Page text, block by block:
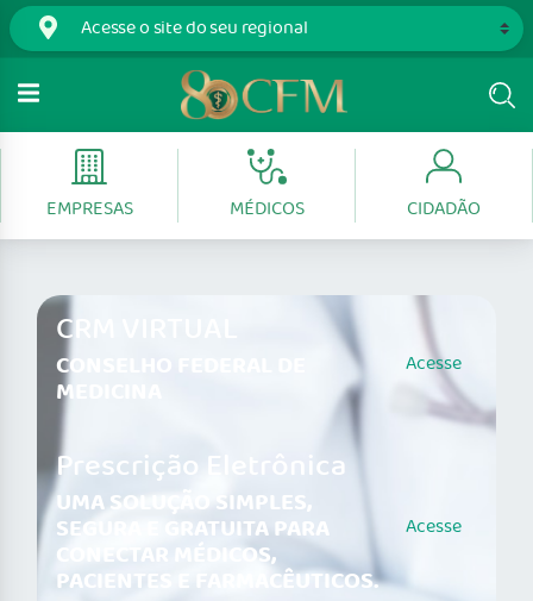
EMPRESAS MÉDICOS CIDADÃO
CRM VIRTUAL
CONSELHO FEDERAL DE
MEDICINA
Acesse
Prescrição Eletrônica
UMA SOLUÇÃO SIMPLES,
SEGURA E GRATUITA PARA
CONECTAR MÉDICOS,
PACIENTES E FARMACÊUTICOS.
Acesse